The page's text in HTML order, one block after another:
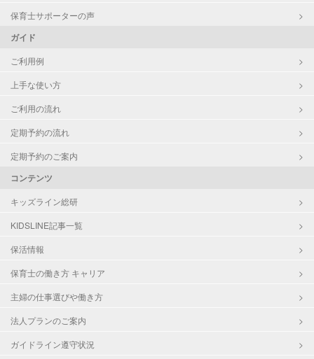
保育士サポーターの声
ガイド
ご利用例
上手な使い方
ご利用の流れ
定期予約の流れ
定期予約のご案内
コンテンツ
キッズライン総研
KIDSLINE記事一覧
保活情報
保育士の働き方 キャリア
主婦の仕事選びや働き方
法人プランのご案内
ガイドライン遵守状況